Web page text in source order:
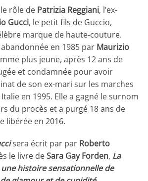
rôle de Patrizia Reggiani, l’ex-
Gucci, le petit fils de Guccio,
marque de haute-couture.
en 1985 par Maurizio
plus jeune, après 12 ans de
et condamnée pour avoir
de son ex-mari sur les marches
en 1995. Elle a gagné le surnom
du procès et a purgé 18 ans de
libérée en 2016.
sera écrit par par Roberto
le livre deSara Gay Forden, La
histoire sensationnelle de